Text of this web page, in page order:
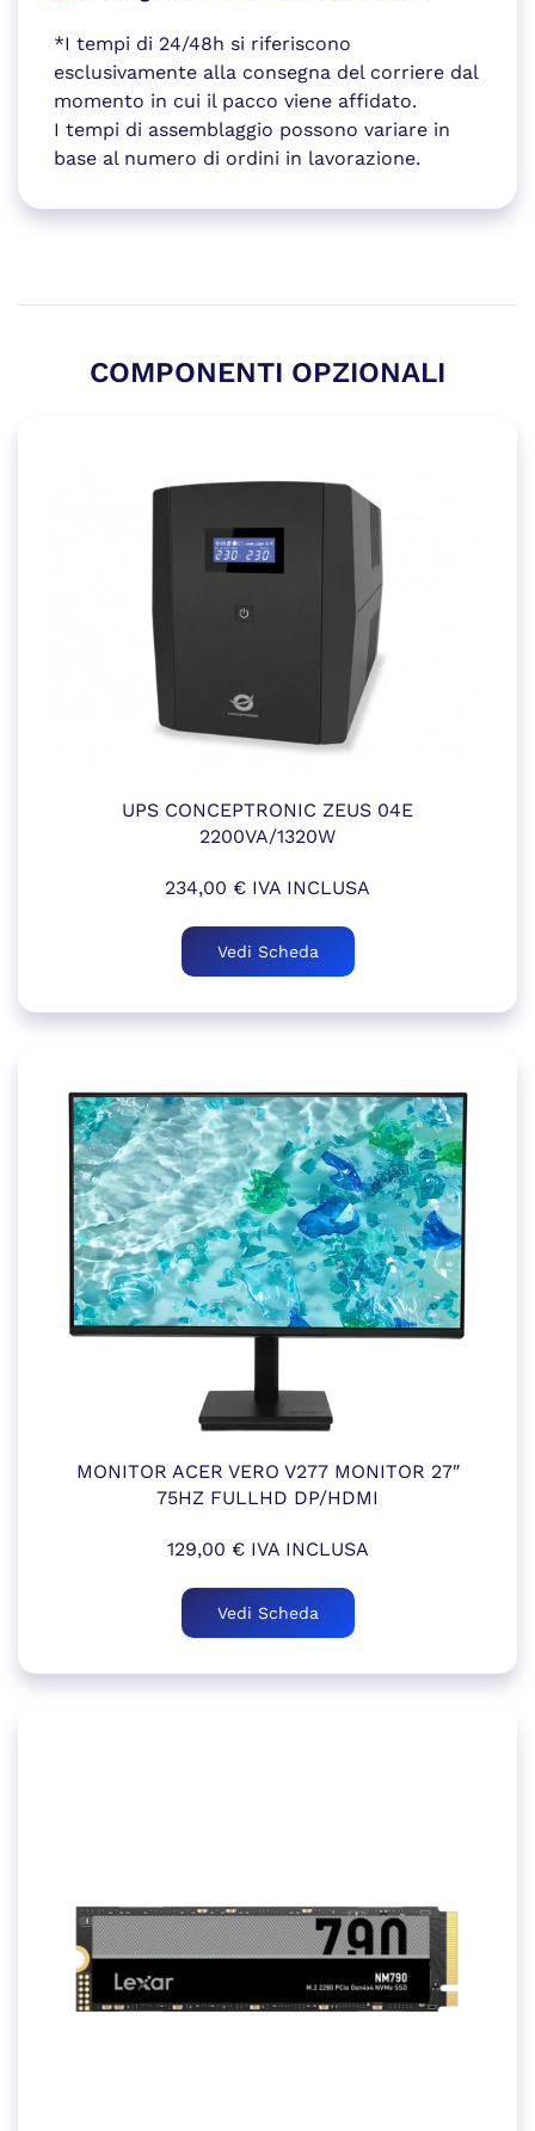
*I tempi di 24/48h si riferiscono
esclusivamente alla consegna del corriere dal
momento in cui il pacco viene affidato.
I tempi di assemblaggio possono variare in
base al numero di ordini in lavorazione.
COMPONENTI OPZIONALI
UPS CONCEPTRONIC ZEUS 04E
2200VA/1320W
234,00 € IVA INCLUSA
Vedi Scheda
MONITOR ACER VERO V277 MONITOR 27″
75HZ FULLHD DP/HDMI
129,00 €IVA INCLUSA
Vedi Scheda